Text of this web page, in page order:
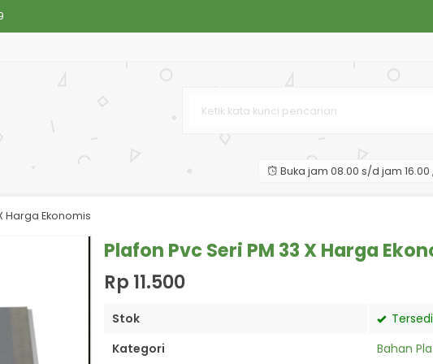
X Harga Ekonomis
Harga Ekonomis
Buka jam 08.00 s/d jam
Harga Ekonomis
Plafon Pvc Seri PM 33 X Harga
Rp 11.500
Stok
Kategori
Bahan